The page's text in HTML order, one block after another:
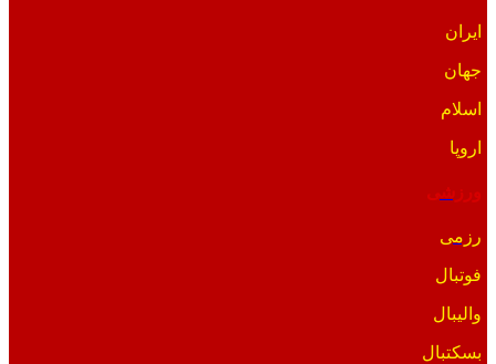
ایران
جهان
اسلام
اروپا
ورزشی
رزمی
فوتبال
والیبال
بسکتبال